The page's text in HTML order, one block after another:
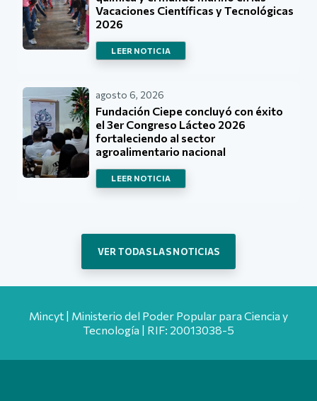
Vacaciones Científicas y Tecnológicas
2026
LEER NOTICIA
agosto 6, 2026
Fundación Ciepe concluyó con éxito
el 3er Congreso Lácteo 2026
fortaleciendo al sector
agroalimentario nacional
LEER NOTICIA
VER TODAS LAS NOTICIAS
Mincyt | Ministerio del Poder Popular para Ciencia y
Tecnología | RIF: 20013038-5